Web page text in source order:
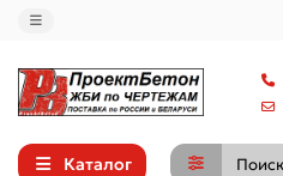
Каталог